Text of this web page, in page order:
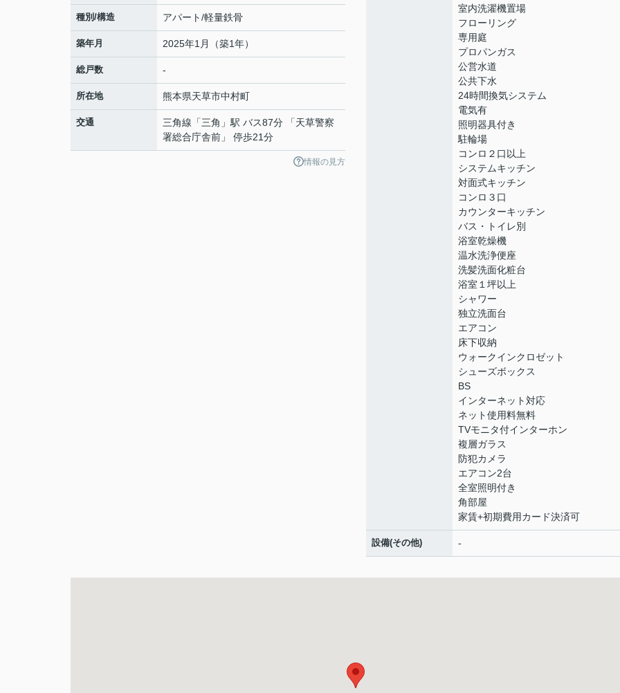
種別/構造 アパート/軽量鉄骨
築年月 2025年1月（築1年）
総戸数 -
所在地 熊本県天草市中村町
交通 三角線 「三角 」駅 バス87分 「天草警察
署総合庁舎前」 停歩21分
情報の見方
室内洗濯機置場
フローリング
専用庭
プロパンガス
公営水道
公共下水
24時間換気システム
電気有
照明器具付き
駐輪場
コンロ２口以上
システムキッチン
対面式キッチン
コンロ３口
カウンターキッチン
バス・トイレ別
浴室乾燥機
温水洗浄便座
洗髪洗面化粧台
浴室１坪以上
シャワー
独立洗面台
エアコン
床下収納
ウォークインクロゼット
シューズボックス
BS
インターネット対応
ネット使用料無料
TVモニタ付インターホン
複層ガラス
防犯カメラ
エアコン2台
全室照明付き
角部屋
家賃+初期費用カード決済可
設備(その他) -